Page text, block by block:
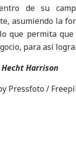
de su
asumiendo la
que permita
para así
Harrison
Pressfoto /